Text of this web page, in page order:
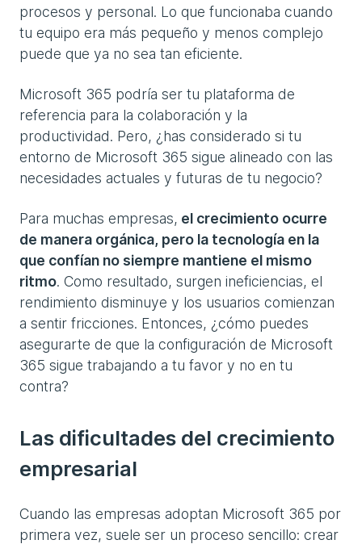
procesos y personal. Lo que funcionaba cuando
tu equipo era más pequeño y menos complejo
puede que ya no sea tan eficiente.
Microsoft 365 podría ser tu plataforma de
referencia para la colaboración y la
productividad. Pero, ¿has considerado si tu
entorno de Microsoft 365 sigue alineado con las
necesidades actuales y futuras de tu negocio?
Para muchas empresas, el crecimiento ocurre
de manera orgánica, pero la tecnología en la
que confían no siempre mantiene el mismo
ritmo. Como resultado, surgen ineficiencias, el
rendimiento disminuye y los usuarios comienzan
a sentir fricciones. Entonces, ¿cómo puedes
asegurarte de que la configuración de Microsoft
365 sigue trabajando a tu favor y no en tu
contra?
Las dificultades del crecimiento
empresarial
Cuando las empresas adoptan Microsoft 365 por
primera vez, suele ser un proceso sencillo: crear